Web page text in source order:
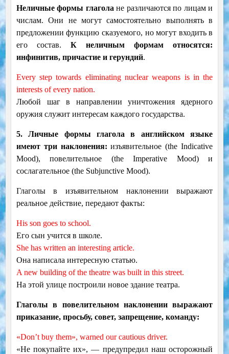
Неличные формы глагола не различаются по лицам и
числам. Они не могут самостоятельно выполнять в
предложении функцию сказуемого, но могут входить в
его состав. К неличным формам относятся:
инфинитив, причастие и герундий.
Every step towards eliminating nuclear weapons is in the
interests of every nation.
Любой шаг в направлении уничтожения ядерного
оружия служит интересам каждого государства.
5. Личные формы глагола в английском языке
имеют три наклонения: изъявительное (the Indicative
Mood), повелительное (the Imperative Mood) и
сослагательное (the Subjunctive Mood).
Глаголы в изъявительном наклонении выражают
реальное действие, передают факты:
His son goes to school.
Его сын учится в школе.
She has written an interesting article.
Она написала интересную статью.
A new building of the theatre was built in this street.
На этой улице построили новое здание театра.
Глаголы в повелительном наклонении выражают
приказание, просьбу, совет, запрещение, команду:
«Don’t buy them», warned our cautious driver.
«He покупайте их», — предупредил наш осторожный